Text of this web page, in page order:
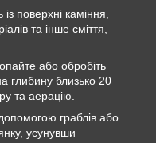
із поверхні каміння,
та інше сміття,
або обробіть
глибину близько 20
та аерацію.
граблів або
усунувши